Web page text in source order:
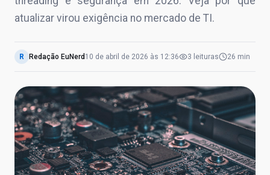
atualizar virou exigência no mercado de TI.
R Redação EuNerd 10 de abril de 2026 às 12:36 3 leituras 26 min